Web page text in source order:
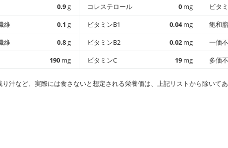
0.9g
維
0.1 g
維
0.8g
190 mg
コレステロール
0 mg
ビタミンB1
0.04mg
ビタミンB2
0.02 mg
ビタミンC
19 mg
ビタ
飽和
一価
多価
汁など、実際には食さないと想定される栄養価は、上記リストから除いてあ